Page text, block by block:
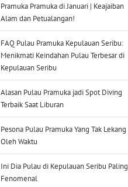
Pramuka Pramuka di Januari | Keajaiban
Alam dan Petualangan!
FAQ Pulau Pramuka Kepulauan Seribu:
Menikmati Keindahan Pulau Terbesar di
Kepulauan Seribu
Alasan Pulau Pramuka jadi Spot Diving
Terbaik Saat Liburan
Pesona Pulau Pramuka Yang Tak Lekang
Oleh Waktu
Ini Dia Pulau di Kepulauan Seribu Paling
Fenomenal